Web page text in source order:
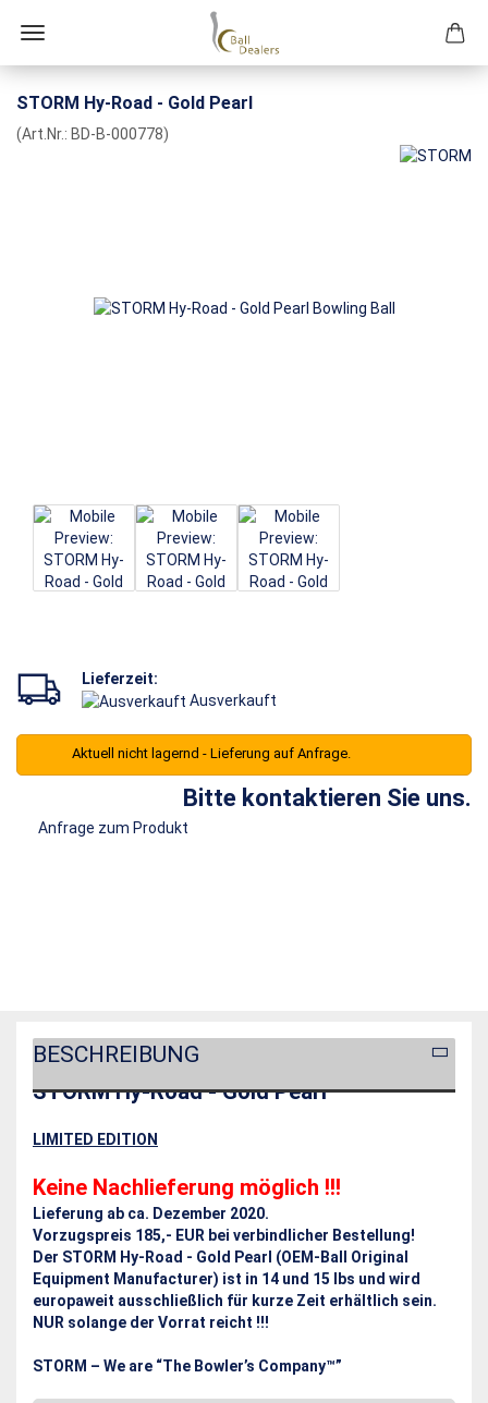
STORM Hy-Road - Gold Pearl
(Art.Nr.: BD-B-000778)
Lieferzeit:
Ausverkauft
Aktuell nicht lagernd - Lieferung auf Anfrage.
Bitte kontaktieren Sie uns.
Anfrage zum Produkt
BESCHREIBUNG
STORM Hy-Road - Gold Pearl
LIMITED EDITION
Keine Nachlieferung möglich !!!
Lieferung ab ca. Dezember 2020.
Vorzugspreis 185,- EUR bei verbindlicher Bestellung!
Der STORM Hy-Road - Gold Pearl (OEM-Ball Original
Equipment Manufacturer) ist in 14 und 15 lbs und wird
europaweit ausschließlich für kurze Zeit erhältlich sein.
NUR solange der Vorrat reicht !!!
STORM – We are “The Bowler’s Company™”